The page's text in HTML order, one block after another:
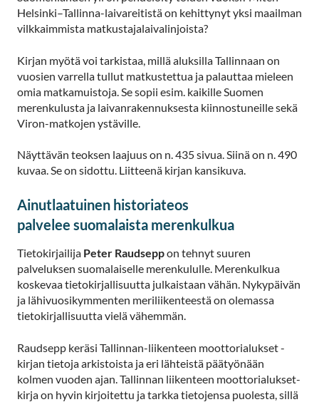
Helsinki–Tallinna-laivareitistä on kehittynyt yksi maailman
vilkkaimmista matkustajalaivalinjoista?
Kirjan myötä voi tarkistaa, millä aluksilla Tallinnaan on
vuosien varrella tullut matkustettua ja palauttaa mieleen
omia matkamuistoja. Se sopii esim. kaikille Suomen
merenkulusta ja laivanrakennuksesta kiinnostuneille sekä
Viron-matkojen ystäville.
Näyttävän teoksen laajuus on n. 435 sivua. Siinä on n. 490
kuvaa. Se on sidottu. Liitteenä kirjan kansikuva.
Ainutlaatuinen historiateos
palvelee suomalaista merenkulkua
Tietokirjailija Peter Raudseppon tehnyt suuren
palveluksen suomalaiselle merenkululle. Merenkulkua
koskevaa tietokirjallisuutta julkaistaan vähän. Nykypäivän
ja lähivuosikymmenten meriliikenteestä on olemassa
tietokirjallisuutta vielä vähemmän.
Raudsepp keräsi Tallinnan-liikenteen moottorialukset -
kirjan tietoja arkistoista ja eri lähteistä päätyönään
kolmen vuoden ajan. Tallinnan liikenteen moottorialukset-
kirja on hyvin kirjoitettu ja tarkka tietojensa puolesta, sillä